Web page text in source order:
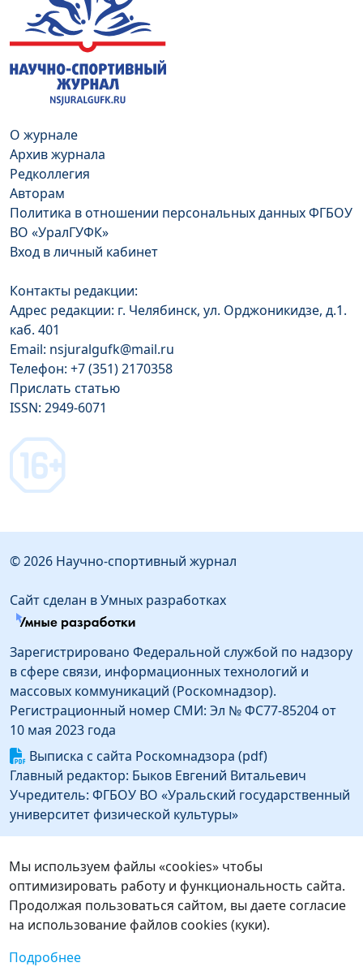
О журнале
Архив журнала
Редколлегия
Авторам
Политика в отношении персональных данных ФГБОУ
ВО «УралГУФК»
Вход в личный кабинет
Контакты редакции:
Адрес редакции: г. Челябинск, ул. Орджоникидзе, д.1.
каб. 401
Email: nsjuralgufk@mail.ru
Телефон: +7 (351) 2170358
Прислать статью
ISSN: 2949-6071
© 2026 Научно-спортивный журнал
Сайт сделан в Умных разработках
Зарегистрировано Федеральной службой по надзору
в сфере связи, информационных технологий и
массовых коммуникаций (Роскомнадзор).
Регистрационный номер СМИ: Эл № ФС77-85204 от
10 мая 2023 года
Выписка с сайта Роскомнадзора (pdf)
Главный редактор: Быков Евгений Витальевич
Учредитель: ФГБОУ ВО «Уральский государственный
университет физической культуры»
Информация об издателе
Издатель: Федеральное государственное бюджетное
образовательное учреждение высшего образования
«Уральский государственный университет
физической культуры»
Адрес издателя: 454091, г. Челябинск, ул.
Орджоникидзе, д.1
Мы используем файлы «cookies» чтобы
оптимизировать работу и функциональность сайта.
Продолжая пользоваться сайтом, вы даете согласие
на использование файлов cookies (куки).
Подробнее